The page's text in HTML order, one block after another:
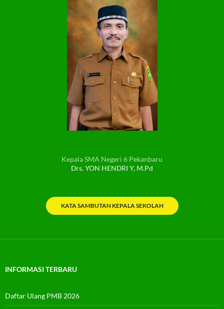
Kepala SMA Negeri 6 Pekanbaru
Drs. YON HENDRI Y, M.Pd
KATA SAMBUTAN KEPALA SEKOLAH
INFORMASI TERBARU
Daftar Ulang PMB 2026